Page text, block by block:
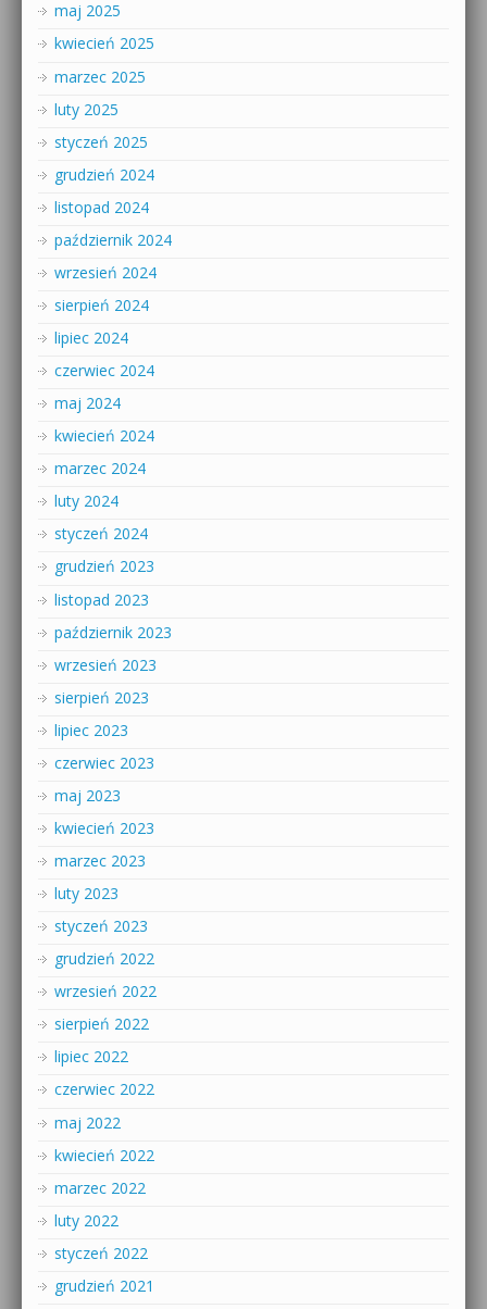
maj 2025
kwiecień 2025
marzec 2025
luty 2025
styczeń 2025
grudzień 2024
listopad 2024
październik 2024
wrzesień 2024
sierpień 2024
lipiec 2024
czerwiec 2024
maj 2024
kwiecień 2024
marzec 2024
luty 2024
styczeń 2024
grudzień 2023
listopad 2023
październik 2023
wrzesień 2023
sierpień 2023
lipiec 2023
czerwiec 2023
maj 2023
kwiecień 2023
marzec 2023
luty 2023
styczeń 2023
grudzień 2022
wrzesień 2022
sierpień 2022
lipiec 2022
czerwiec 2022
maj 2022
kwiecień 2022
marzec 2022
luty 2022
styczeń 2022
grudzień 2021